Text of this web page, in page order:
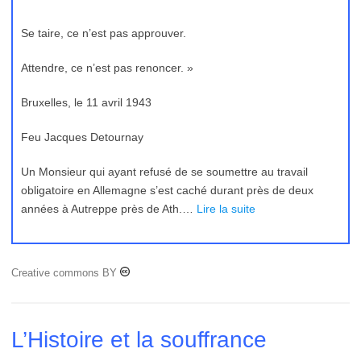
Se taire, ce n’est pas approuver.
Attendre, ce n’est pas renoncer. »
Bruxelles, le 11 avril 1943
Feu Jacques Detournay
Un Monsieur qui ayant refusé de se soumettre au travail
obligatoire en Allemagne s’est caché durant près de deux
années à Autreppe près de Ath.… Lire la suite
Creative commons BY
L’Histoire et la souffrance